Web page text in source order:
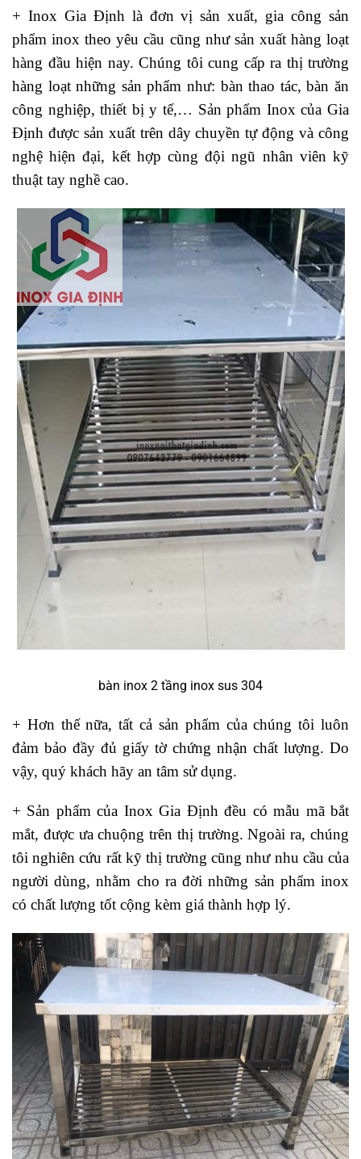
+ Inox Gia Định là đơn vị sản xuất, gia công sản
phẩm inox theo yêu cầu cũng như sản xuất hàng loạt
hàng đầu hiện nay. Chúng tôi cung cấp ra thị trường
hàng loạt những sản phẩm như: bàn thao tác,bàn ăn
công nghiệp,thiết bị y tế,… Sản phẩm Inox của Gia
Định được sản xuất trên dây chuyền tự động và công
nghệ hiện đại, kết hợp cùng đội ngũ nhân viên kỹ
thuật tay nghề cao.
bàn inox 2 tầng inox sus 304
+ Hơn thế nữa, tất cả sản phẩm của chúng tôi luôn
đảm bảo đầy đủ giấy tờ chứng nhận chất lượng. Do
vậy, quý khách hãy an tâm sử dụng.
+ Sản phẩm của Inox Gia Định đều có mẫu mã bắt
mắt, được ưa chuộng trên thị trường. Ngoài ra, chúng
tôi nghiên cứu rất kỹ thị trường cũng như nhu cầu của
người dùng, nhằm cho ra đời những sản phẩm inox
có chất lượng tốt cộng kèm giá thành hợp lý.